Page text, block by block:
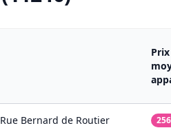
Rue Bernard de Routier